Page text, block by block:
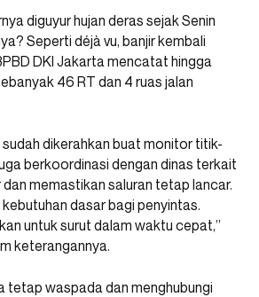
diguyur hujan deras sejak Senin
Seperti déjà vu, banjir kembali
DKI Jakarta mencatat hingga
46 RT dan 4 ruas jalan
dikerahkan buat monitor titik-
berkoordinasi dengan dinas terkait
memastikan saluran tetap lancar.
dasar bagi penyintas.
untuk surut dalam waktu cepat,”
keterangannya.
tetap waspada dan menghubungi